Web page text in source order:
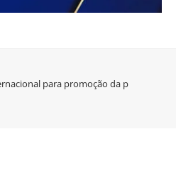
para promoção da